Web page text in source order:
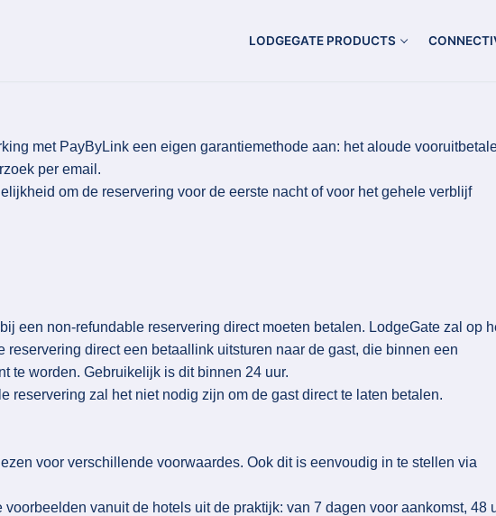
LODGEGATE PRODUCTS
met PayByLink een eigen garantiemethode aan: het aloude
per email.
om de reservering voor de eerste nacht of voor het gehele verblijf
een non-refundable reservering direct moeten betalen. LodgeGate zal op
reservering direct een betaallink uitsturen naar de gast, die binnen een
te worden. Gebruikelijk is dit binnen 24 uur.
reservering zal het niet nodig zijn om de gast direct te laten betalen.
voor verschillende voorwaardes. Ook dit is eenvoudig in te stellen via
vanuit de hotels uit de praktijk: van 7 dagen voor aankomst, 48